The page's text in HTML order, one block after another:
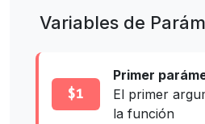
Variables de
$1
Primer
El primer
la función